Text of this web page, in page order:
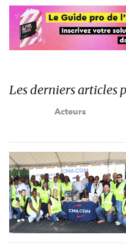
Les derniers articles
Acteurs